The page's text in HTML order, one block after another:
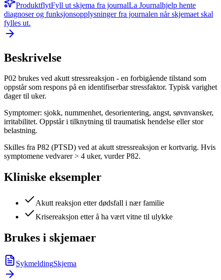
ProduktflytFyll ut skjema fra journalLa Journalhjelp hente
diagnoser og funksjonsopplysninger fra journalen når skjemaet skal
fylles ut.
Beskrivelse
P02 brukes ved akutt stressreaksjon - en forbigående tilstand som
oppstår som respons på en identifiserbar stressfaktor. Typisk varighet
dager til uker.
Symptomer: sjokk, nummenhet, desorientering, angst, søvnvansker,
irritabilitet. Oppstår i tilknytning til traumatisk hendelse eller stor
belastning.
Skilles fra P82 (PTSD) ved at akutt stressreaksjon er kortvarig. Hvis
symptomene vedvarer > 4 uker, vurder P82.
Kliniske eksempler
Akutt reaksjon etter dødsfall i nær familie
Krisereaksjon etter å ha vært vitne til ulykke
Brukes i skjemaer
SykmeldingSkjema